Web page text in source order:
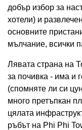
добър избор за
хотели) и
основните
мълчание, всички
Лявата страна на
за почивка - има и
(спомняте ли си
много претъпкан
цялата
ръбът на Phi Phi